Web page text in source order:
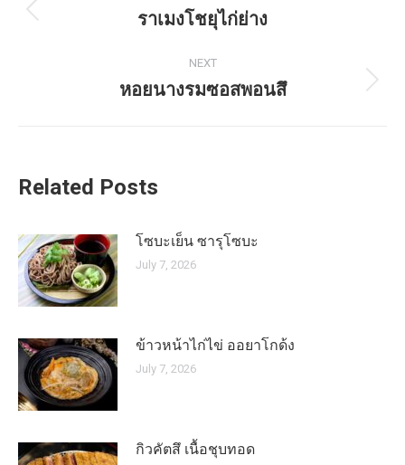
navigation
Previous
ราเมงโชยุไก่ย่าง
NEXT
Next
หอยนางรมซอสพอนสึ
Related Posts
โซบะเย็น ซารุโซบะ
July 7, 2026
ข้าวหน้าไก่ไข่ ออยาโกด้ง
July 7, 2026
กิวคัตสึ เนื้อชุบทอด